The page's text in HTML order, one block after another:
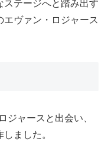
ステージへと踏み出す
エヴァン・ロジャース
ジャースと出会い、
ました。